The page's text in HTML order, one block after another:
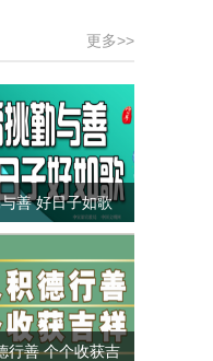
更多>>
善 好日子如歌
行善 个个收获吉